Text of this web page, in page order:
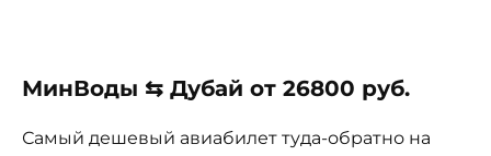
МинВоды ⇆ Дубай от 26800 руб.
Самый дешевый авиабилет туда-обратно на